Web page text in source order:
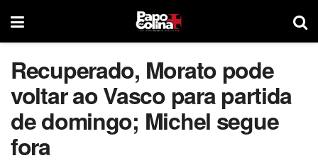
Recuperado, Morato pode
voltar ao Vasco para partida
de domingo; Michel segue
fora